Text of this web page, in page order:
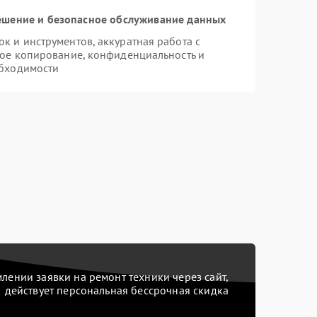
и безопасное обслуживание данных
инструментов, аккуратная работа с
копирование, конфиденциальность и
заявки на ремонт техники через сайт,
действует персональная бессрочная скидка